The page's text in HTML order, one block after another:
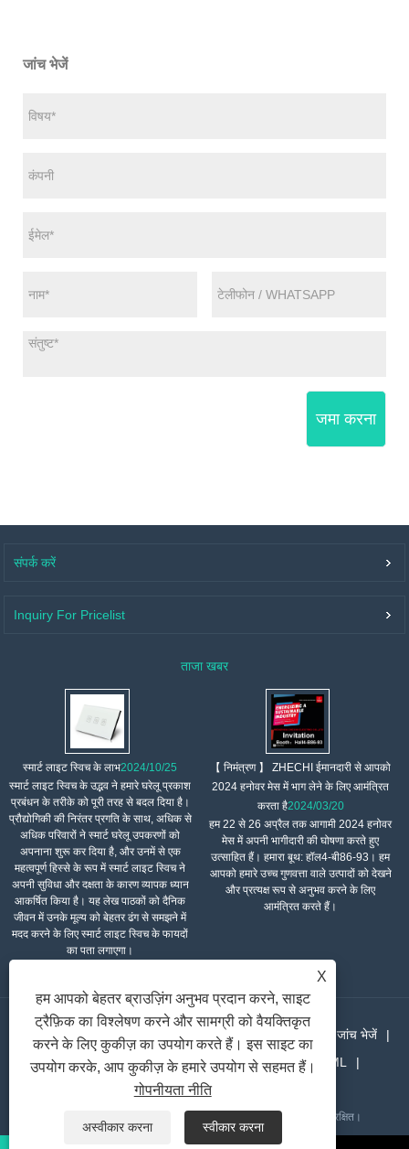
जांच भेजें
जमा करना
संपर्क करें
Inquiry For Pricelist
ताजा खबर
स्मार्ट लाइट स्विच के लाभ2024/10/25
स्मार्ट लाइट स्विच के उद्भव ने हमारे घरेलू प्रकाश
प्रबंधन के तरीके को पूरी तरह से बदल दिया है।
प्रौद्योगिकी की निरंतर प्रगति के साथ, अधिक से
अधिक परिवारों ने स्मार्ट घरेलू उपकरणों को
अपनाना शुरू कर दिया है, और उनमें से एक
महत्वपूर्ण हिस्से के रूप में स्मार्ट लाइट स्विच ने
अपनी सुविधा और दक्षता के कारण व्यापक ध्यान
आकर्षित किया है। यह लेख पाठकों को दैनिक
जीवन में उनके मूल्य को बेहतर ढंग से समझने में
मदद करने के लिए स्मार्ट लाइट स्विच के फायदों
का पता लगाएगा।
【 निमंत्रण 】 ZHECHI ईमानदारी से आपको
2024 हनोवर मेस में भाग लेने के लिए आमंत्रित
करता है2024/03/20
हम 22 से 26 अप्रैल तक आगामी 2024 हनोवर
मेस में अपनी भागीदारी की घोषणा करते हुए
उत्साहित हैं। हमारा बूथ: हॉल4-बी86-93। हम
आपको हमारे उच्च गुणवत्ता वाले उत्पादों को देखने
और प्रत्यक्ष रूप से अनुभव करने के लिए
आमंत्रित करते हैं।
हमारे बारे में समाचार डाउनलोड करना
जांच भेजें
हमसे संपर्क करें
लिंक Sitemap RSS
XML
Privacy Policy
कॉपीराइट © 2021 वानजाउ झेची इलेक्ट्रिक कंपनी लिमिटेड सर्वाधिकार सुरक्षित।
X
हम आपको बेहतर ब्राउज़िंग अनुभव प्रदान करने, साइट
ट्रैफ़िक का विश्लेषण करने और सामग्री को वैयक्तिकृत
करने के लिए कुकीज़ का उपयोग करते हैं। इस साइट का
उपयोग करके, आप कुकीज़ के हमारे उपयोग से सहमत हैं।
गोपनीयता नीति
अस्वीकार करना स्वीकार करना